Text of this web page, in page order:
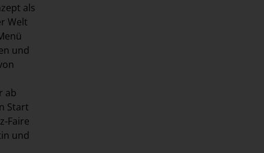
als
Welt
und
ab
Start
Faire
und